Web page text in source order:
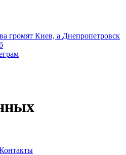
громят Киев, а Днепропетровск